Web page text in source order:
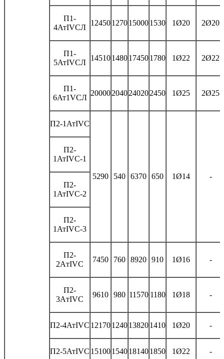
П1-
4АтIVСЛ
124501270150001530 1Ø20 2Ø20
П1-
5АтIVСЛ
145101480174501780 1Ø22 2Ø22
П1-
6Ат1VСЛ
200002040240202450 1Ø25 2Ø25
П2-1АтIVС
5290 540 6370 650 1Ø14 -
П2-
1АтIVС-1
П2-
1АтIVС-2
П2-
1АтIVС-3
П2-
2AтIVС
7450 760 8920 910 1Ø16 -
П2-
3AтIVС
9610 980 11570 1180 1Ø18 -
П2-4АтIVС 121701240138201410 1Ø20 -
П2-5АтIVС 151001540181401850 1Ø22 -